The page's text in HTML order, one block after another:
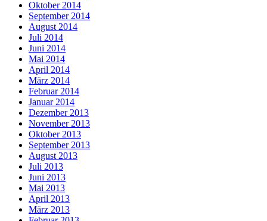
Oktober 2014
September 2014
August 2014
Juli 2014
Juni 2014
Mai 2014
April 2014
März 2014
Februar 2014
Januar 2014
Dezember 2013
November 2013
Oktober 2013
September 2013
August 2013
Juli 2013
Juni 2013
Mai 2013
April 2013
März 2013